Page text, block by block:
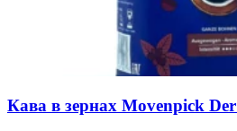
Кава в зернах Movenpick